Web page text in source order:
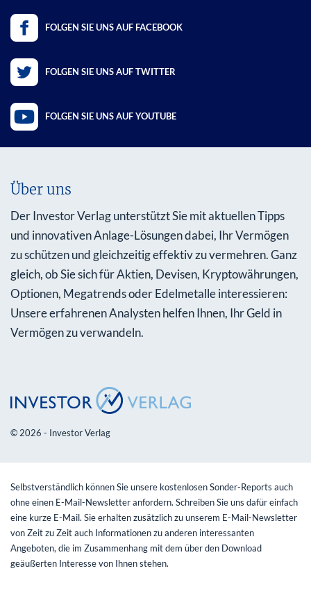
FOLGEN SIE UNS AUF FACEBOOK
FOLGEN SIE UNS AUF TWITTER
FOLGEN SIE UNS AUF YOUTUBE
Über uns
Der Investor Verlag unterstützt Sie mit aktuellen Tipps
und innovativen Anlage-Lösungen dabei, Ihr Vermögen
zu schützen und gleichzeitig effektiv zu vermehren. Ganz
gleich, ob Sie sich für Aktien, Devisen, Kryptowährungen,
Optionen, Megatrends oder Edelmetalle interessieren:
Unsere erfahrenen Analysten helfen Ihnen, Ihr Geld in
Vermögen zu verwandeln.
© 2026 - Investor Verlag
Selbstverständlich können Sie unsere kostenlosen Sonder-Reports auch
ohne einen E-Mail-Newsletter anfordern. Schreiben Sie uns dafür einfach
eine kurze E-Mail. Sie erhalten zusätzlich zu unserem E-Mail-Newsletter
von Zeit zu Zeit auch Informationen zu anderen interessanten
Angeboten, die im Zusammenhang mit dem über den Download
geäußerten Interesse von Ihnen stehen.